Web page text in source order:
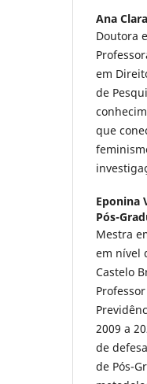
Ana
Doutora
em
de
que
Eponina
Pós-
Mestra
em nível
Castelo
2009 a
de
de Pós-